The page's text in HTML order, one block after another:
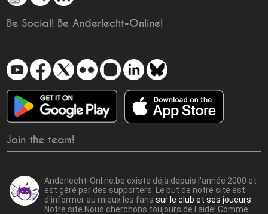
Be Social! Be Anderlecht-Online!
Join the team!
Anderlecht-Online.be existe déjà depuis l'année 2000 et
est géré par des supporters. Le but de notre site est
d'informer au mieux les fanssur le club et ses joueurs.
Notre site Nous cherchons toujours de l'aide! Comme